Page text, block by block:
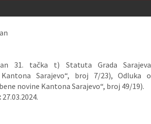
31. tačka t) Statuta Grada Sarajeva
Sarajevo“, broj 7/23), Odluka o
novine Kantona Sarajevo“, broj 49/19).
27.03.2024.